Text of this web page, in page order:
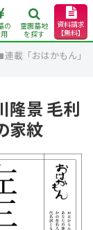
の
霊園墓地
を探す
資料請求
【無料】
連載「おはかもん」
隆景 毛利
家紋